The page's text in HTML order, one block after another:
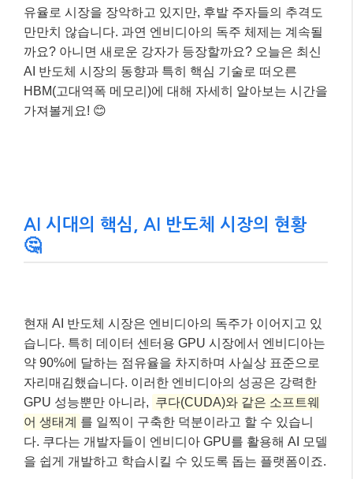
유율로 시장을 장악하고 있지만, 후발 주자들의 추격도
만만치 않습니다. 과연 엔비디아의 독주 체제는 계속될
까요? 아니면 새로운 강자가 등장할까요? 오늘은 최신
AI 반도체 시장의 동향과 특히 핵심 기술로 떠오른
HBM(고대역폭 메모리)에 대해 자세히 알아보는 시간을
가져볼게요! 😊
AI 시대의 핵심, AI 반도체 시장의 현황
🤔
현재 AI 반도체 시장은 엔비디아의 독주가 이어지고 있
습니다. 특히 데이터 센터용 GPU 시장에서 엔비디아는
약 90%에 달하는 점유율을 차지하며 사실상 표준으로
자리매김했습니다. 이러한 엔비디아의 성공은 강력한
GPU 성능뿐만 아니라, 쿠다(CUDA)와 같은 소프트웨
어 생태계 를 일찍이 구축한 덕분이라고 할 수 있습니
다. 쿠다는 개발자들이 엔비디아 GPU를 활용해 AI 모델
을 쉽게 개발하고 학습시킬 수 있도록 돕는 플랫폼이죠.